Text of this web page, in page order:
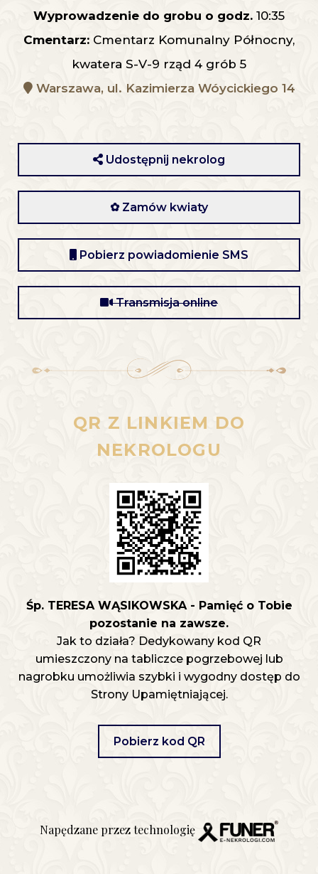
Wyprowadzenie do grobu o godz. 10:35
Cmentarz: Cmentarz Komunalny Północny,
kwatera S-V-9 rząd 4 grób 5
Warszawa, ul. Kazimierza Wóycickiego 14
Udostępnij nekrolog
✿ Zamów kwiaty
Pobierz powiadomienie SMS
Transmisja online
QR Z LINKIEM DO
NEKROLOGU
Śp. TERESA WĄSIKOWSKA - Pamięć o Tobie
pozostanie na zawsze.
Jak to działa? Dedykowany kod QR
umieszczony na tabliczce pogrzebowej lub
nagrobku umożliwia szybki i wygodny dostęp do
Strony Upamiętniającej.
Pobierz kod QR
Napędzane przez technologię